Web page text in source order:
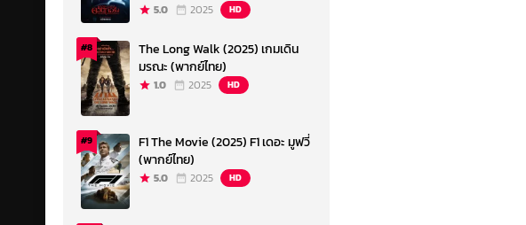
5.0 2025 HD
#8
The Long Walk (2025) เกมเดิน
มรณะ (พากย์ไทย)
1.0 2025 HD
#9
F1 The Movie (2025) F1 เดอะ มูฟวี่
(พากย์ไทย)
5.0 2025 HD